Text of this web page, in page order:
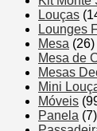
Louças
Lounges
Mesa (26)
Mesa de
Mesas
Mini
Móveis
Panela (7)